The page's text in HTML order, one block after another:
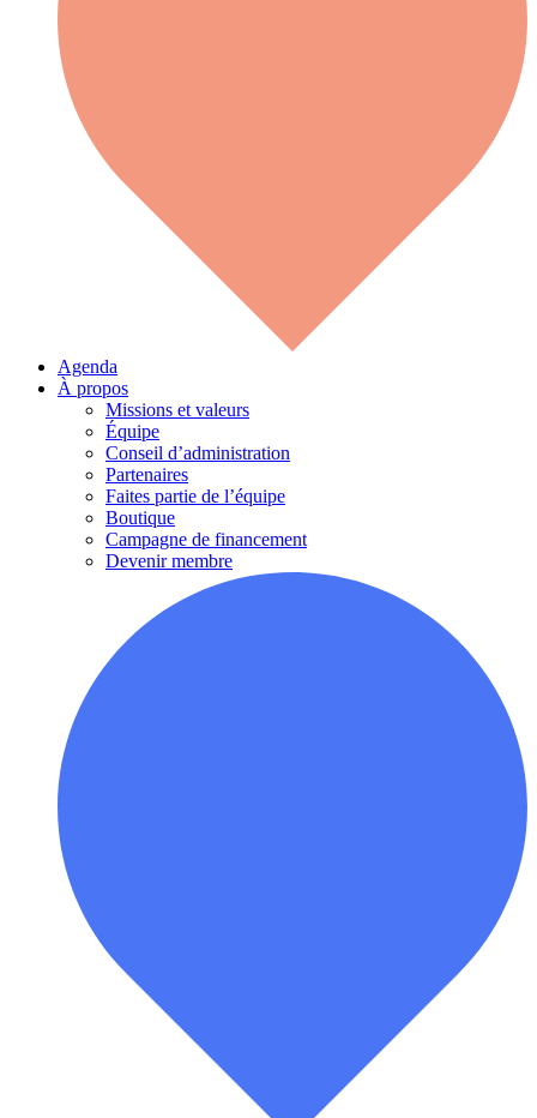
Agenda
À propos
Missions et valeurs
Équipe
Conseil d’administration
Partenaires
Faites partie de l’équipe
Boutique
Campagne de financement
Devenir membre